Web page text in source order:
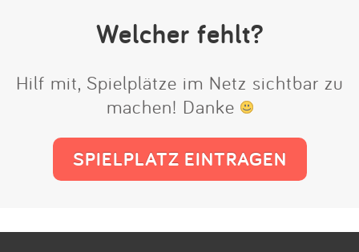
Welcher fehlt?
Hilf mit, Spielplätze im Netz sichtbar zu
machen! Danke
SPIELPLATZ EINTRAGEN